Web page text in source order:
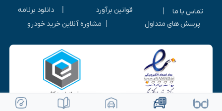
ویرایش خودرو ثبت آگهی رایگان
تماس با ما قوانین برآورد
دانلود برنامه
پرسش های متداول
مشاوره آنلاین خرید خودرو